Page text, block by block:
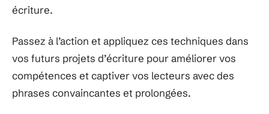
écriture.
Passez à l’action et appliquez ces techniques dans
vos futurs projets d’écriture pour améliorer vos
compétences et captiver vos lecteurs avec des
phrases convaincantes et prolongées.